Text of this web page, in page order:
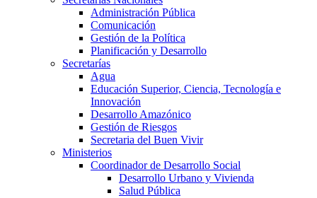
Administración Pública
Comunicación
Gestión de la Política
Planificación y Desarrollo
Secretarías
Agua
Educación Superior, Ciencia, Tecnología e
Innovación
Desarrollo Amazónico
Gestión de Riesgos
Secretaria del Buen Vivir
Ministerios
Coordinador de Desarrollo Social
Desarrollo Urbano y Vivienda
Salud Pública